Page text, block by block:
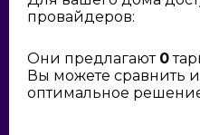
провайдеров:
Они предлагают 0
Вы можете сравнить
оптимальное